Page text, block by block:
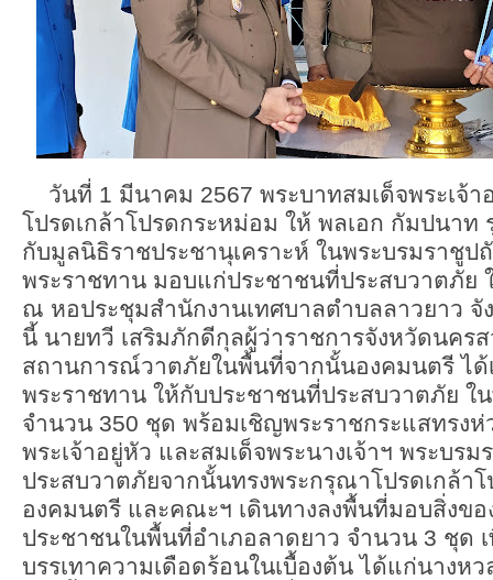
วันที่ 1 มีนาคม 2567 พระบาทสมเด็จพระเจ้า
โปรดเกล้าโปรดกระหม่อม ให้ พลเอก กัมปนาท
กับมูลนิธิราชประชานุเคราะห์ ในพระบรมราชูป
พระราชทาน มอบแก่ประชาชนที่ประสบวาตภัย
ณ หอประชุมสำนักงานเทศบาลตำบลลาวยาว จั
นี้ นายทวี เสริมภักดีกุลผู้ว่าราชการจังหวัดนคร
สถานการณ์วาตภัยในพื้นที่จากนั้นองคมนตรี ได้
พระราชทาน ให้กับประชาชนที่ประสบวาตภัย ใ
จำนวน 350 ชุด พร้อมเชิญพระราชกระแสทรงห่
พระเจ้าอยู่หัว และสมเด็จพระนางเจ้าฯ พระบร
ประสบวาตภัยจากนั้นทรงพระกรุณาโปรดเกล้า
องคมนตรี และคณะฯ เดินทางลงพื้นที่มอบสิ่งขอ
ประชาชนในพื้นที่อำเภอลาดยาว จำนวน 3 ชุด
บรรเทาความเดือดร้อนในเบื้องต้น ได้แก่นางห